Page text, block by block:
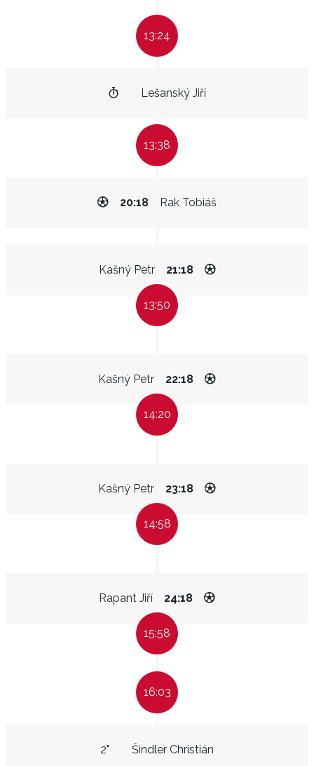
13:24
Lešanský Jiří
13:38
Rak Tobiáš
20:18
Kašný Petr 21:18
13:50
Kašný Petr 22:18
14:20
Kašný Petr 23:18
14:58
Rapant Jiří 24:18
15:58
16:03
Šindler Christián
2"